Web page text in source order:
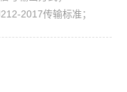
2017传输标准；